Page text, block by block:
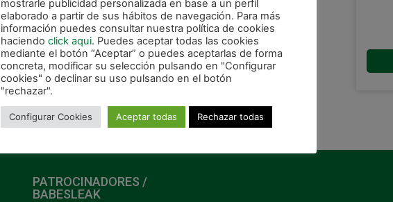
PATROCINADORES /
BABESLEAK
mostrarle publicidad personalizada en base a un perfil
elaborado a partir de sus hábitos de navegación. Para más
información puedes consultar nuestra política de cookies
haciendo click aqui. Puedes aceptar todas las cookies
mediante el botón “Aceptar” o puedes aceptarlas de forma
concreta, modificar su selección pulsando en "Configurar
cookies" o declinar su uso pulsando en el botón
"rechazar".
Configurar Cookies Aceptar todas Rechazar todas